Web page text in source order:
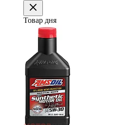
Товар дня